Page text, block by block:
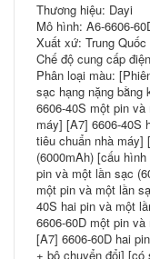
Thương hiệu: Dayi
Mô hình: A6-6606-
Xuất xứ: Trung Quốc
Chế độ cung cấp
Phân loại màu:
sạc hạng nặng bằng
6606-40S một pin
máy] [A7] 6606-40S
tiêu chuẩn nhà máy]
(6000mAh) [cấu
pin và một lần sạc
một pin và một lần
40S hai pin và một
6606-60D một pin
[A7] 6606-60D hai
+ bộ chuyển đổi]